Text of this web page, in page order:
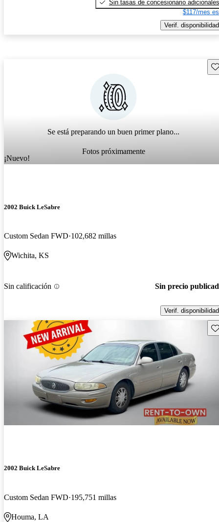
Sin tasas de concesionario adicionales
$117/mes
Verif. disponibilidad
Se está preparando un buen primer plano...
Fotos próximamente
¡Nuevo!
2002 Buick LeSabre
Custom Sedan FWD 102,682 millas
Wichita, KS
Sin calificación Sin precio
Verif. disponibilidad
2002 Buick LeSabre
Custom Sedan FWD 195,751 millas
Houma, LA